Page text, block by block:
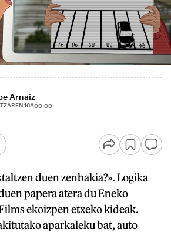
Arnaiz
16A00:00
duen zenbakia?». Logika
papera atera du Eneko
ekoizpen etxeko kideak.
aparkaleku bat, auto